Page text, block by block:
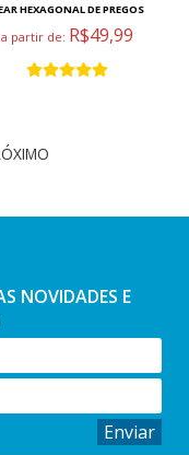
HEXAGONAL DE PREGOS
a partir de: R$49,99
NOVIDADES E
Enviar